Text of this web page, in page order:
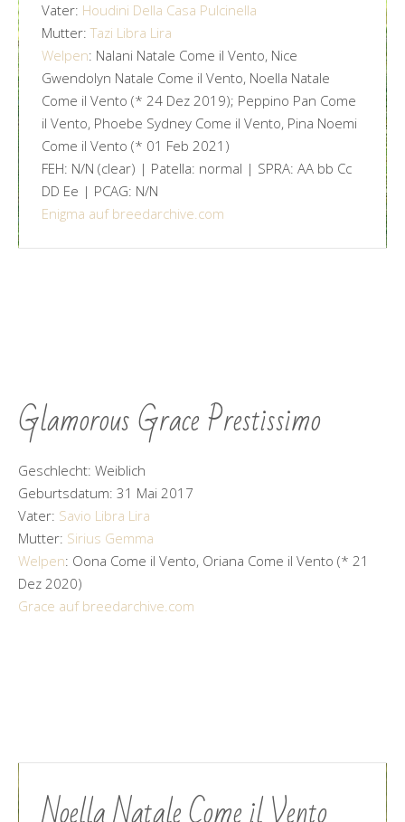
Vater: Houdini Della Casa Pulcinella
Mutter:Tazi Libra Lira
Welpen: Nalani Natale Come il Vento, Nice
Gwendolyn Natale Come il Vento, Noella Natale
Come il Vento (* 24 Dez 2019); Peppino Pan Come
il Vento, Phoebe Sydney Come il Vento, Pina Noemi
Come il Vento (* 01 Feb 2021)
FEH: N/N (clear) | Patella: normal | SPRA: AA bb Cc
DD Ee | PCAG: N/N
Enigma auf breedarchive.com
Glamorous Grace Prestissimo
Geschlecht: Weiblich
Geburtsdatum: 31 Mai 2017
Vater: Savio Libra Lira
Mutter: Sirius Gemma
Welpen: Oona Come il Vento, Oriana Come il Vento (* 21
Dez 2020)
Grace auf breedarchive.com